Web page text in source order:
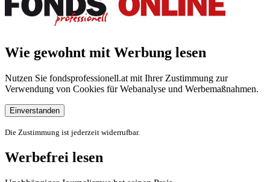
Wie gewohnt mit Werbung lesen
Nutzen Sie fondsprofessionell.at mit Ihrer Zustimmung zur
Verwendung von Cookies für Webanalyse und Werbemaßnahmen.
Einverstanden
Die Zustimmung ist jederzeit widerrufbar.
Werbefrei lesen